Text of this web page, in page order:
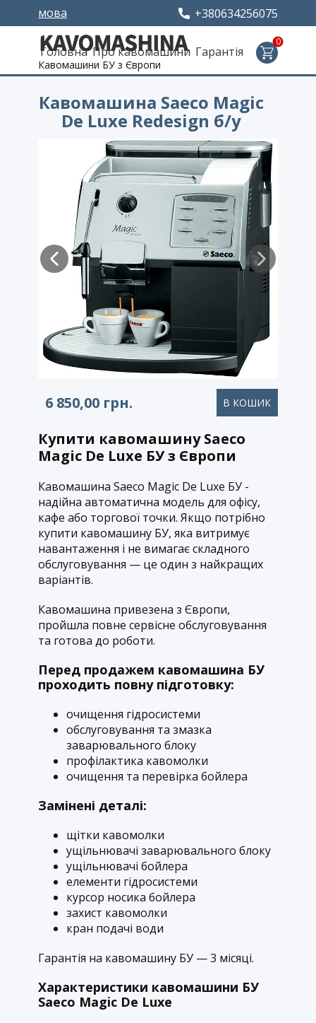
мова +380634256075
Головна Про кавомашини Гарантія
0
Кавомашини БУ з Європи
Кавомашина Saeco Magic
De Luxe Redesign б/у
6 850,00 грн. В КОШИК​
Купити кавомашину Saeco
Magic De Luxe БУ з Європи
Кавомашина Saeco Magic De Luxe БУ -
надійна автоматична модель для офісу,
кафе або торгової точки. Якщо потрібно
купити кавомашину БУ, яка витримує
навантаження і не вимагає складного
обслуговування — це один з найкращих
варіантів.
Кавомашина привезена з Європи,
пройшла повне сервісне обслуговування
та готова до роботи.
Перед продажем кавомашина БУ
проходить повну підготовку:
очищення гідросистеми
обслуговування та змазка
заварювального блоку
профілактика кавомолки
очищення та перевірка бойлера
Замінені деталі:
щітки кавомолки
ущільнювачі заварювального блоку
ущільнювачі бойлера
елементи гідросистеми
курсор носика бойлера
захист кавомолки
кран подачі води
Гарантія на кавомашину БУ — 3 місяці.
Характеристики кавомашини БУ
Saeco Magic De Luxe